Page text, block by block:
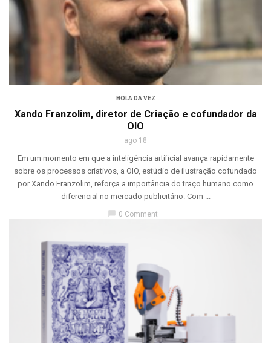
BOLA DA VEZ
Xando Franzolim, diretor de Criação e cofundador da
OIO
ago 18
Em um momento em que a inteligência artificial avança rapidamente
sobre os processos criativos, a OIO, estúdio de ilustração cofundado
por Xando Franzolim, reforça a importância do traço humano como
diferencial no mercado publicitário. Com ...
chat_bubble 0 Comment